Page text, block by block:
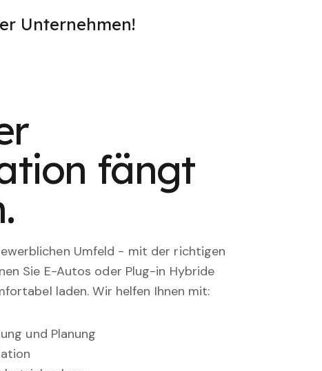
Unternehmen!
fängt
Umfeld - mit der richtigen
Sie E-Autos oder Plug-in Hybride
laden. Wir helfen Ihnen mit:
und Planung